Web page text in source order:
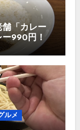
「カレー
ー990円！
ルメ